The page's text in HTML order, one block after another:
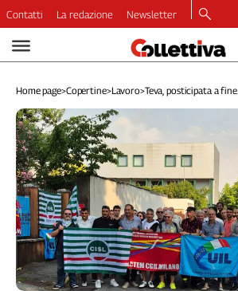
Video
Dirette
Longform
Copertine
Economia
Lavoro
Ambiente
Diritti
Welfare
Italia
Internazionale
Contatti La redazione Newsletter
Home page>Copertine>Lavoro>Teva, posticipata a fine...